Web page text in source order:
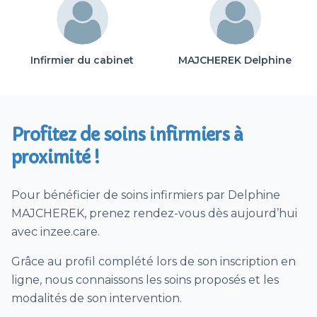
Saignée
Glycémie / insuline
Soins de trachéostomie ou trachéotomie
Prélèvement urines / ECBU
Téléconsultation Coronavirus (CoVid)
SAMU
Télésoin – télésuivi CoVid
Dépistage Covid par test antigénique
1/2 journée ou journée de dépistage par tests
Infirmier du cabinet MAJCHEREK Delphine
Profitez de soins infirmiers à
proximité !
Pour bénéficier de soins infirmiers par Delphine
MAJCHEREK, prenez rendez-vous dès aujourd’hui
avec inzee.care.
Grâce au profil complété lors de son inscription en
ligne, nous connaissons les soins proposés et les
modalités de son intervention.